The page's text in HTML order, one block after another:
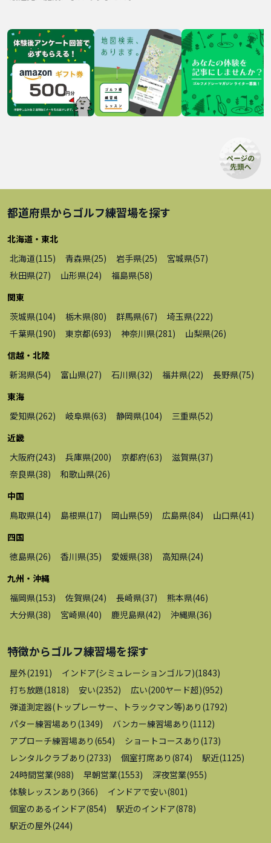
都道府県からゴルフ練習場を探す
北海道・東北
北海道(115) 青森県(25) 岩手県(25) 宮城県(57)
秋田県(27) 山形県(24) 福島県(58)
関東
茨城県(104) 栃木県(80) 群馬県(67) 埼玉県(222)
千葉県(190) 東京都(693) 神奈川県(281 ) 山梨県(26)
信越・北陸
新潟県(54) 富山県(27) 石川県(32) 福井県(22) 長野県(75)
東海
愛知県(262) 岐阜県(63) 静岡県(104) 三重県(52)
近畿
大阪府(243) 兵庫県(200) 京都府(63) 滋賀県(37)
奈良県(38) 和歌山県(26)
中国
鳥取県(14) 島根県(17) 岡山県(59) 広島県(84) 山口県(41 )
四国
徳島県(26) 香川県(35) 愛媛県(38) 高知県(24)
九州・沖縄
福岡県(153) 佐賀県(24) 長崎県(37) 熊本県(46)
大分県(38) 宮崎県(40) 鹿児島県(42) 沖縄県(36)
特徴からゴルフ練習場を探す
屋外(2191 ) インドア(シミュレーションゴルフ)(1843)
打ち放題(1818) 安い(2352) 広い(200ヤード超)(952)
弾道測定器(トップレーサー、トラックマン等)あり (1792)
パター練習場あり (1349) バンカー練習場あり (1112)
アプローチ練習場あり (654) ショートコースあり (173)
レンタルクラブあり (2733) 個室打席あり (874) 駅近(1125)
24時間営業(988) 早朝営業(1553) 深夜営業(955)
体験レッスンあり (366) インドアで安い(801 )
個室のあるインドア(854) 駅近のインドア(878)
駅近の屋外(244)